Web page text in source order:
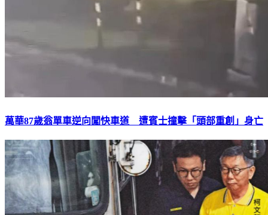
萬華87歲翁單車逆向闖快車道 遭賓士撞擊「頭部重創」身亡